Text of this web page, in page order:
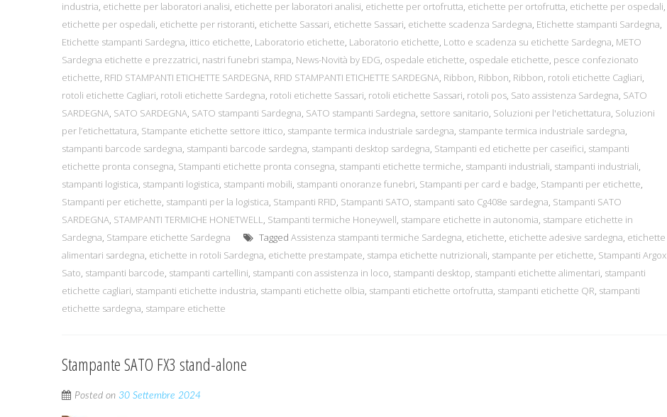
industria, etichette per laboratori analisi, etichette per laboratori analisi, etichette per ortofrutta, etichette per ortofrutta, etichette per ospedali,
etichette per ospedali, etichette per ristoranti, etichette Sassari, etichette Sassari, etichette scadenza Sardegna, Etichette stampanti Sardegna,
Etichette stampanti Sardegna, ittico etichette, Laboratorio etichette, Laboratorio etichette, Lotto e scadenza su etichette Sardegna, METO
Sardegna etichette e prezzatrici, nastri funebri stampa, News-Novità by EDG, ospedale etichette, ospedale etichette, pesce confezionato
etichette, RFID STAMPANTI ETICHETTE SARDEGNA, RFID STAMPANTI ETICHETTE SARDEGNA, Ribbon, Ribbon, Ribbon, rotoli etichette Cagliari,
rotoli etichette Cagliari, rotoli etichette Sardegna, rotoli etichette Sassari, rotoli etichette Sassari, rotoli pos, Sato assistenza Sardegna, SATO
SARDEGNA, SATO SARDEGNA, SATO stampanti Sardegna, SATO stampanti Sardegna, settore sanitario, Soluzioni per l'etichettatura, Soluzioni
per l’etichettatura, Stampante etichette settore ittico, stampante termica industriale sardegna, stampante termica industriale sardegna,
stampanti barcode sardegna, stampanti barcode sardegna, stampanti desktop sardegna, Stampanti ed etichette per caseifici, stampanti
etichette pronta consegna, Stampanti etichette pronta consegna, stampanti etichette termiche, stampanti industriali, stampanti industriali,
stampanti logistica, stampanti logistica, stampanti mobili, stampanti onoranze funebri, Stampanti per card e badge, Stampanti per etichette,
Stampanti per etichette, stampanti per la logistica, Stampanti RFID, Stampanti SATO, stampanti sato Cg408e sardegna, Stampanti SATO
SARDEGNA, STAMPANTI TERMICHE HONETWELL, Stampanti termiche Honeywell, stampare etichette in autonomia, stampare etichette in
Sardegna, Stampare etichette Sardegna Tagged Assistenza stampanti termiche Sardegna, etichette, etichette adesive sardegna, etichette
alimentari sardegna, etichette in rotoli Sardegna, etichette prestampate, stampa etichette nutrizionali, stampante per etichette, Stampanti Argox
Sato, stampanti barcode, stampanti cartellini, stampanti con assistenza in loco, stampanti desktop, stampanti etichette alimentari, stampanti
etichette cagliari, stampanti etichette industria, stampanti etichette olbia, stampanti etichette ortofrutta, stampanti etichette QR, stampanti
etichette sardegna, stampare etichette
Stampante SATO FX3 stand-alone
Posted on 30 Settembre 2024